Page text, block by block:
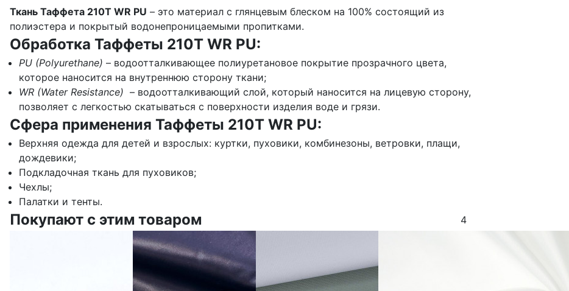
Ткань Таффета 210Т WR PU – это материал с глянцевым блеском на 100% состоящий из
полиэстера и покрытый водонепроницаемыми пропитками.
Обработка Таффеты 210Т WR PU:
PU (Polyurethane) – водоотталкивающее полиуретановое покрытие прозрачного цвета,
которое наносится на внутреннюю сторону ткани;
WR (Water Resistance) – водоотталкивающий слой, который наносится на лицевую сторону,
позволяет с легкостью скатываться с поверхности изделия воде и грязи.
Сфера применения Таффеты 210Т WR PU:
Верхняя одежда для детей и взрослых: куртки, пуховики, комбинезоны, ветровки, плащи,
дождевики;
Подкладочная ткань для пуховиков;
Чехлы;
Палатки и тенты.
Покупают с этим товаром 4